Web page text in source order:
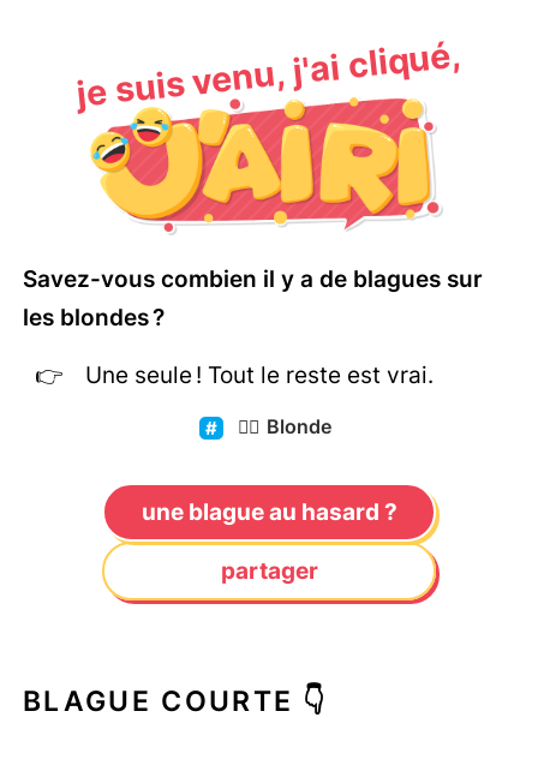
je suis venu, j'ai cliqué,
Savez-vous combien il y a de blagues sur
les blondes ?
Une seule ! Tout le reste est vrai.
👱‍♀️ Blonde
une blague au hasard ?
partager
BLAGUE COURTE 👇